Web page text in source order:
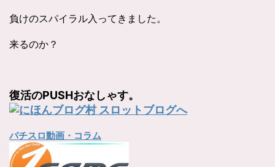
負けのスパイラル入ってきました。
来るのか？
復活のPUSHおなしゃす。
パチスロ動画・コラム